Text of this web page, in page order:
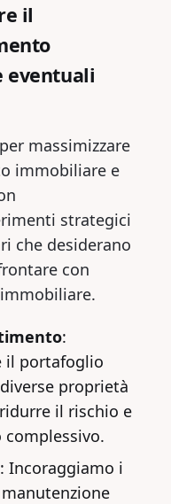
il
eventuali
massimizzare
immobiliare e
strategici
che desiderano
con
:
il portafoglio
proprietà
il rischio e
: Incoraggiamo i